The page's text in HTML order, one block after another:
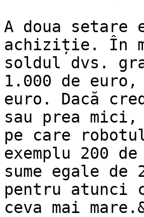
A doua setare
achiziție. În
soldul dvs.
1.000 de
euro. Dacă
sau prea
pe care
exemplu 200
sume egale
pentru atunci
ceva mai